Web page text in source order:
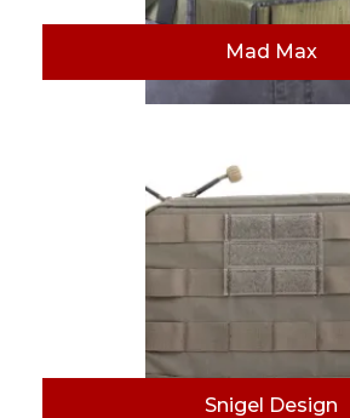
Mad Max
Snigel Design